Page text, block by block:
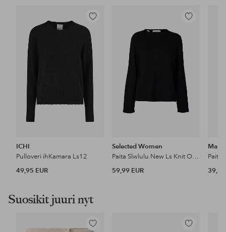
Lisää
suosikkeihin
ICHI
Pulloveri ihKamara Ls12
49,95 EUR
Lisää
Selected Women
Paita Slwlulu New Ls Knit O-Neck
59,99 EUR
Paita
39,99
Suosikit juuri nyt
Lisää Lisää